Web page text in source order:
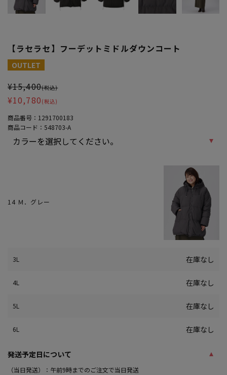
【ラセラセ】フーデットミドルダウンコート
大きいサイズ レディース 【ラセラセ】フーデットミドルダウンコー
OUTLET
¥15,400(税込)
¥10,780 (税込)
商品番号： 1291700183
商品コード： 548703-A
14 Ｍ．グレー
3L 在庫なし
4L 在庫なし
5L 在庫なし
6L 在庫なし
発送予定日について
（当日発送）：午前9時までのご注文で当日発送